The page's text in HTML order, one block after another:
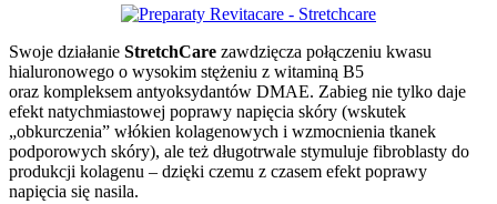
Swoje działanie StretchCare zawdzięcza połączeniu kwasu
hialuronowego o wysokim stężeniu z witaminą B5
oraz kompleksem antyoksydantów DMAE. Zabieg nie tylko daje
efekt natychmiastowej poprawy napięcia skóry (wskutek
„obkurczenia” włókien kolagenowych i wzmocnienia tkanek
podporowych skóry), ale też długotrwale stymuluje fibroblasty do
produkcji kolagenu – dzięki czemu z czasem efekt poprawy
napięcia się nasila.